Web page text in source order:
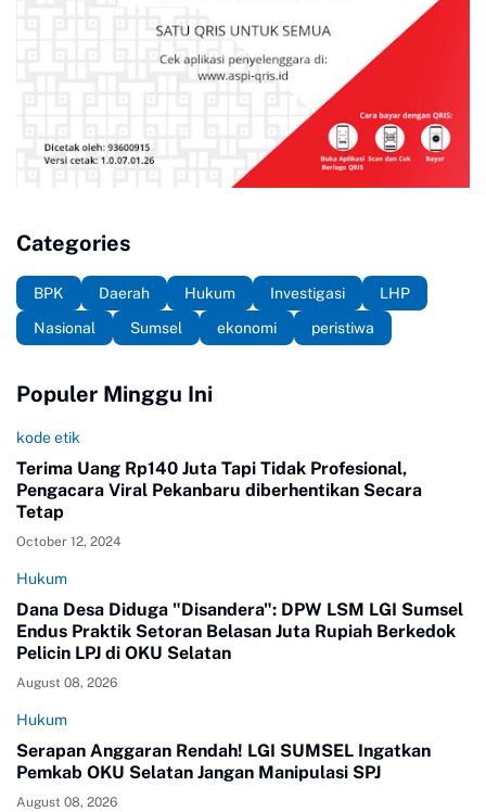
Categories
BPK Daerah Hukum Investigasi
LHP
Nasional
Sumsel ekonomi peristiwa
Populer Minggu Ini
kode etik
Terima Uang Rp140 Juta Tapi Tidak Profesional,
Pengacara Viral Pekanbaru diberhentikan Secara
Tetap
October 12, 2024
Hukum
Dana Desa Diduga "Disandera": DPW LSM LGI Sumsel
Endus Praktik Setoran Belasan Juta Rupiah Berkedok
Pelicin LPJ di OKU Selatan
August 08, 2026
Hukum
Serapan Anggaran Rendah! LGI SUMSEL Ingatkan
Pemkab OKU Selatan Jangan Manipulasi SPJ
August 08, 2026